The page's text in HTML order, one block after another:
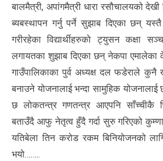
बालमैत्री, अपांगमैत्री धारा रसौचालयको देखी
ब्यबस्थापन गर्नु पर्ने सुझाब दिएका छन्
गरीरहेका विद्यार्थीहरुको ट्युसन कक्षा
लगायतका शुझाब दिएका छन् नेकपा
गाउँपालिकाका पुर्व अध्यक्ष दल फडेराले
बनाउने योजनालाई भन्दा सामुहिक
छ लोकतन्त्र गणतन्त्र आएपनि साँच्चीकै
बताउँदै आफु नेतृत्व हुँदै गर्दा सुरु गरिएको
यतिबेला तिन करोड रकम बिनियोजनको
भयो……..